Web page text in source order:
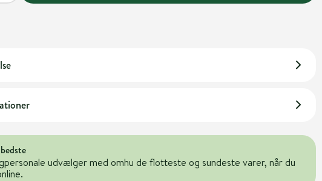
udvælger med omhu de flotteste og sundeste varer, når du